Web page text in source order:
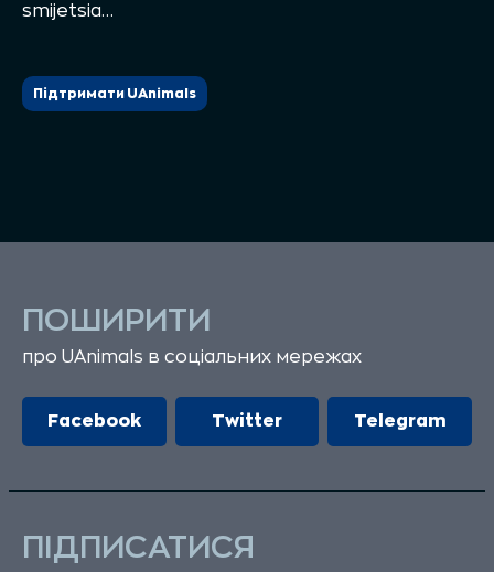
smijetsia…
Підтримати UAnimals
ПОШИРИТИ
про UAnimals в соціальних мережах
Facebook Twitter Telegram
ПІДПИСАТИСЯ